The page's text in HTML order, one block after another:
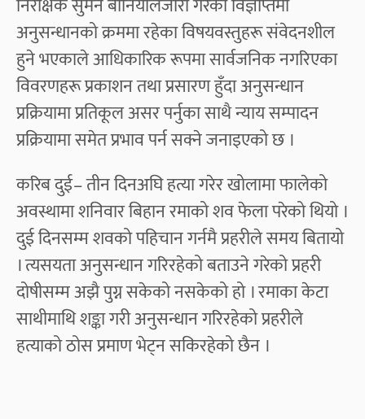
निरीक्षक सुमन बानियालेजारी गरेको विज्ञप्तिमा
अनुसन्धानको क्रममा रहेका विषयवस्तुहरू संवेदनशील
हुने भएकाले आधिकारिक रूपमा सार्वजनिक नगरिएका
विवरणहरू प्रकाशन तथा प्रसारण हुँदा अनुसन्धान
प्रक्रियामा प्रतिकूल असर पर्नुका साथै न्याय सम्पादन
प्रक्रियामा समेत प्रभाव पर्न सक्ने जनाइएको छ ।
करिब दुई– तीन दिनअघि हत्या गरेर खोलामा फालेको
अवस्थामा शनिवार बिहान रमाको शव फेला परेको थियो ।
दुई दिनसम्म शवको पहिचान गर्नमै प्रहरीले समय बितायो
। त्यसयता अनुसन्धान गरिरहेको बताउने गरेको प्रहरी
दोषीसम्म अझै पुग्न सकेको नसकेको हो । रमाका केटा
साथीमाथि शङ्का गरी अनुसन्धान गरिरहेको प्रहरीले
हत्याको ठोस प्रमाण भेट्न सकिरहेको छैन ।